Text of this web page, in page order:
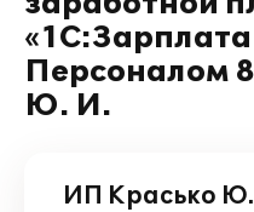
Персоналом
Ю. И.
ИП Красько